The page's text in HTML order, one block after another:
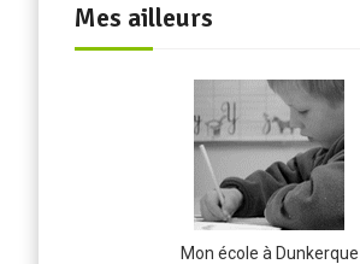
Mes ailleurs
Mon école à Dunkerque